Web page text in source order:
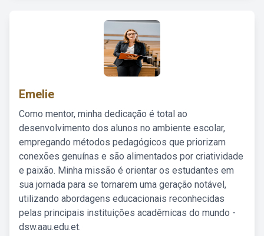
Emelie
Como mentor, minha dedicação é total ao
desenvolvimento dos alunos no ambiente escolar,
empregando métodos pedagógicos que priorizam
conexões genuínas e são alimentados por criatividade
e paixão. Minha missão é orientar os estudantes em
sua jornada para se tornarem uma geração notável,
utilizando abordagens educacionais reconhecidas
pelas principais instituições acadêmicas do mundo -
dsw.aau.edu.et.